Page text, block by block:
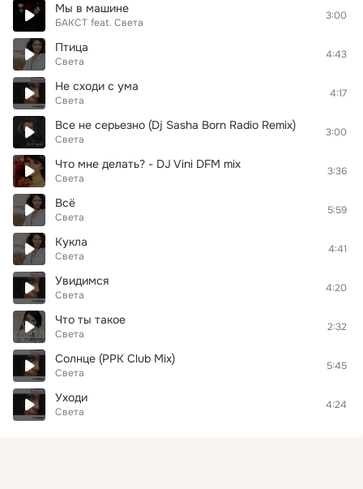
Мы в машине
БАКСТ feat. Света
3:00
Птица
Света
4:43
Не сходи с ума
Света
4:17
Все не серьезно (Dj Sasha Born Radio Remix)
Света
3:00
Что мне делать? - DJ Vini DFM mix
Света
3:36
Всё
Света
5:59
Кукла
Света
4:41
Увидимся
Света
4:20
Что ты такое
Света
2:32
Солнце (PPK Club Mix)
Света
5:45
Уходи
Света
4:24